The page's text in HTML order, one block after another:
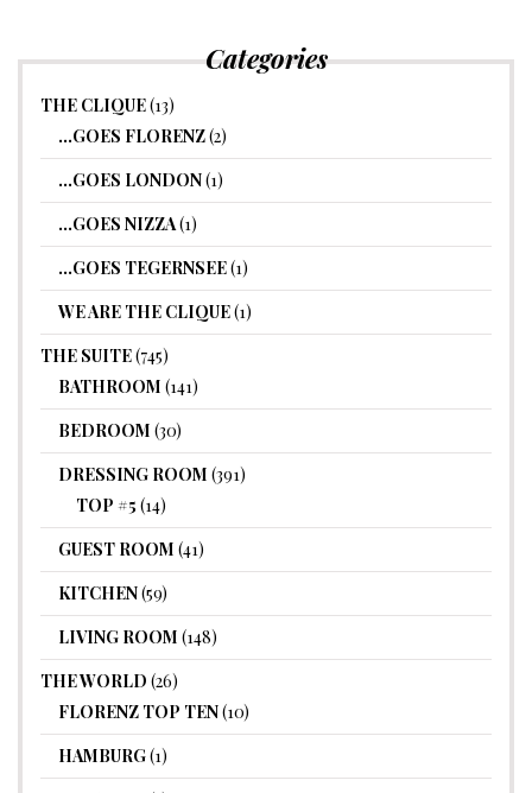
Categories
THE CLIQUE(13)
…GOES FLORENZ(2)
…GOES LONDON(1)
…GOES NIZZA(1)
…GOES TEGERNSEE(1)
WE ARE THE CLIQUE(1)
THE SUITE(745)
BATHROOM (141)
BEDROOM (30)
DRESSING ROOM (391)
TOP #5 (14)
GUEST ROOM (41)
KITCHEN(59)
LIVING ROOM (148)
THE WORLD (26)
FLORENZ TOP TEN(10)
HAMBURG(1)